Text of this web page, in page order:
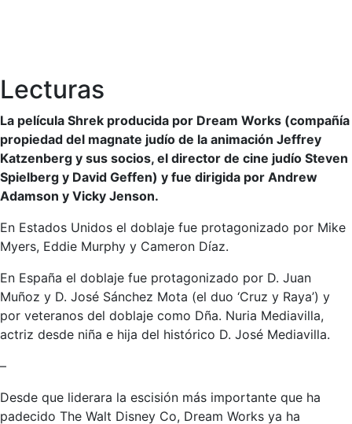
Lecturas
La película Shrek producida por Dream Works (compañía
propiedad del magnate judío de la animación Jeffrey
Katzenberg y sus socios, el director de cine judío Steven
Spielberg y David Geffen) y fue dirigida por Andrew
Adamson y Vicky Jenson.
En Estados Unidos el doblaje fue protagonizado por Mike
Myers, Eddie Murphy y Cameron Díaz.
En España el doblaje fue protagonizado por D. Juan
Muñoz y D. José Sánchez Mota (el duo ‘Cruz y Raya’) y
por veteranos del doblaje como Dña. Nuria Mediavilla,
actriz desde niña e hija del histórico D. José Mediavilla.
–
Desde que liderara la escisión más importante que ha
padecido The Walt Disney Co, Dream Works ya ha